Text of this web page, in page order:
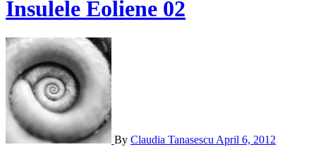
Insulele Eoliene 02
By Claudia Tanasescu April 6, 2012